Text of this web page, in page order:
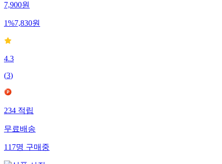
7,900원
1%7,830원
4.3
(3)
234 적립
무료배송
117명 구매중